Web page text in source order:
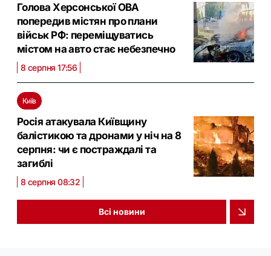
Голова Херсонської ОВА
попередив містян про плани
військ РФ: переміщуватись
містом на авто стає небезпечно
8 серпня 17:56
Київ
Росія атакувала Київщину
балістикою та дронами у ніч на 8
серпня: чи є постраждалі та
загиблі
8 серпня 08:32
Всі новини